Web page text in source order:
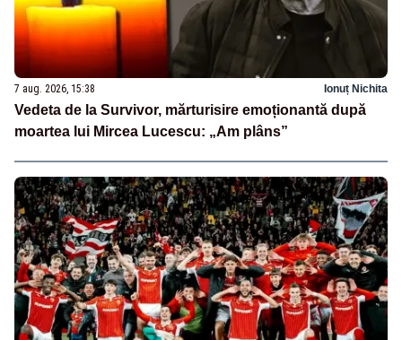
7 aug. 2026, 15:38 Ionuț Nichita
Vedeta de la Survivor, mărturisire emoționantă după
moartea lui Mircea Lucescu: „Am plâns”